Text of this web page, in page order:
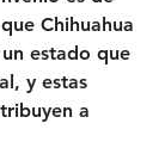
Chihuahua
estado que
y estas
a